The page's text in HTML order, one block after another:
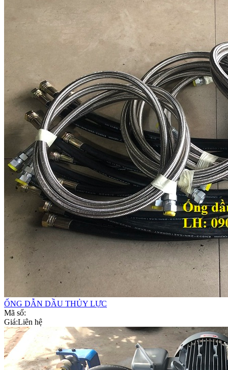
ỐNG DẪN DẦU THỦY LỰC
Mã số:
Giá:Liên hệ